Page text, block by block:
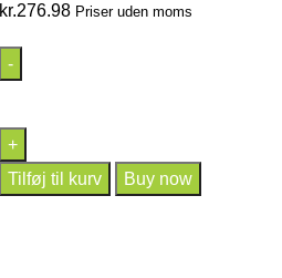
kr.276.98 Priser uden moms
Tilføj til kurv Buy now